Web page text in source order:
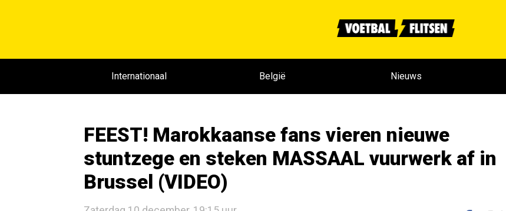
Internationaal België Nieuws
FEEST! Marokkaanse fans vieren nieuwe
stuntzege en steken MASSAAL vuurwerk af in
Brussel (VIDEO)